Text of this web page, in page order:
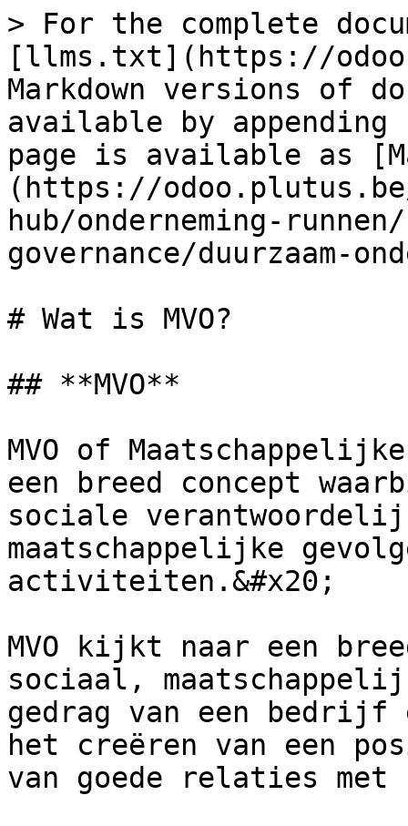
> For the complete
[llms.txt](https://
Markdown versions of
available by
page is available as
(https://
hub/onderneming-
governance/duurzaam-
# Wat is MVO?
## **MVO**
MVO of
een breed concept
sociale
maatschappelijke
activiteiten.&#x20;
MVO kijkt naar een
sociaal,
gedrag van een bedrijf
het creëren van een
van goede relaties met